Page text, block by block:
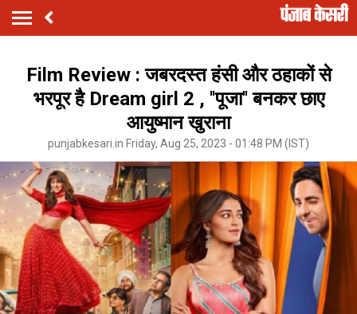
Film Review : जबरदस्त हंसी और ठहाकों से
भरपूर है Dream girl 2 , ''पूजा'' बनकर छाए
आयुष्मान खुराना
punjabkesari.in Friday, Aug 25, 2023 - 01:48 PM (IST)